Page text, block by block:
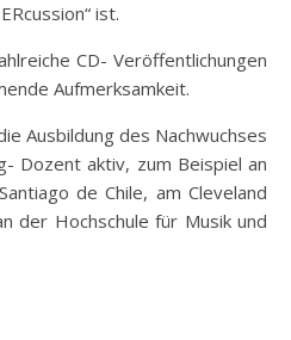
ist.
CD- Veröffentlichungen
Aufmerksamkeit.
Ausbildung des Nachwuchses
Dozent aktiv, zum Beispiel an
de Chile, am Cleveland
der Hochschule für Musik und